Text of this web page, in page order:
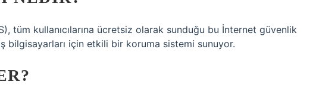
tüm kullanıcılarına ücretsiz olarak sunduğu bu İnternet güvenlik
bilgisayarları için etkili bir koruma sistemi sunuyor.